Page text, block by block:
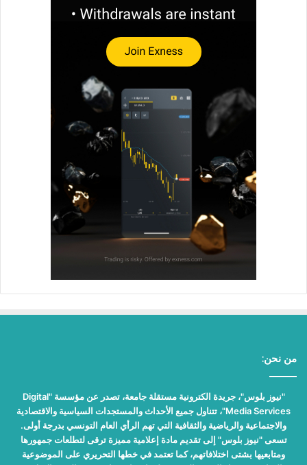
من نحن:
"نيوز بلوس"، جريدة الكترونية مستقلة جامعة، تصدر عن مؤسسة "Digital
Media Services"، تتناول جميع الأحداث والمستجدات السياسية والاقتصادية
والاجتماعية والرياضية والثقافية التي تهم الرأي العام التونسي بدرجة أولى.
تسعى "نيوز بلوس" إلى تقديم مادة إعلامية مميزة ترقى لتطلعات جمهورها
ومتابعيها بشتى اختلافاتهم، كما تعتمد في خطها التحريري على الموضوعية